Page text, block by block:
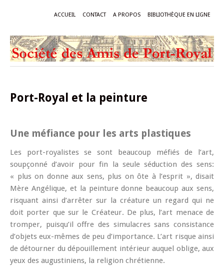
ACCUEIL CONTACT A PROPOS BIBLIOTHÈQUE EN LIGNE
Port-Royal et la peinture
Une méfiance pour les arts plastiques
Les port-royalistes se sont beaucoup méfiés de l’art,
soupçonné d’avoir pour fin la seule séduction des sens:
« plus on donne aux sens, plus on ôte à l’esprit », disait
Mère Angélique, et la peinture donne beaucoup aux sens,
risquant ainsi d’arrêter sur la créature un regard qui ne
doit porter que sur le Créateur. De plus, l’art menace de
tromper, puisqu’il offre des simulacres sans consistance
d’objets eux-mêmes de peu d’importance. L’art risque ainsi
de détourner du dépouillement intérieur auquel oblige, aux
yeux des augustiniens, la religion chrétienne.